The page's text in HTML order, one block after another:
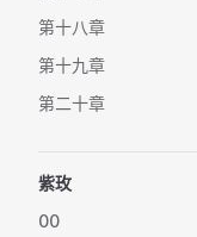
第十八章
第十九章
第二十章
紫玫
00